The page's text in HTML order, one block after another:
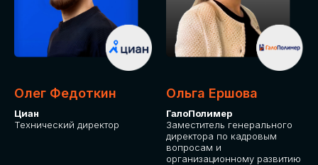
Олег Федоткин
Циан
Технический директор
Ольга Ершова
ГалоПолимер
Заместитель генерального
директора по кадровым
вопросам и
организационному развитию